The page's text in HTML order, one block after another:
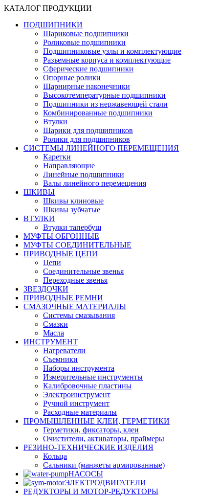
КАТАЛОГ ПРОДУКЦИИ
ПОДШИПНИКИ
Шариковые подшипники
Роликовые подшипники
Подшипниковые узлы и комплектующие
Разъемные корпуса и комплектующие
Сферические подшипники
Опорные ролики
Шарнирные наконечники
Высокотемпературные подшипники
Подшипники из нержавеющей стали
Комбинированные подшипники
Втулки
Шарики для подшипников
Ролики для подшипников
СИСТЕМЫ ЛИНЕЙНОГО ПЕРЕМЕЩЕНИЯ
Каретки
Направляющие
Линейные подшипники
Валы линейного перемещения
ШКИВЫ
Шкивы клиновые
Шкивы зубчатые
ВТУЛКИ
Втулки тапербуш
МУФТЫ ОБГОННЫЕ
МУФТЫ СОЕДИНИТЕЛЬНЫЕ
ПРИВОДНЫЕ ЦЕПИ
Цепи
Соединительные звенья
Переходные звенья
ЗВЕЗДОЧКИ
ПРИВОДНЫЕ РЕМНИ
СМАЗОЧНЫЕ МАТЕРИАЛЫ
Системы смазывания
Смазки
Масла
ИНСТРУМЕНТ
Нагреватели
Съемники
Наборы инструмента
Измерительные инструменты
Калибровочные пластины
Электроинструмент
Ручной инструмент
Расходные материалы
ПРОМЫШЛЕННЫЕ КЛЕИ, ГЕРМЕТИКИ
Герметики, фиксаторы, клеи
Очистители, активаторы, праймеры
РЕЗИНО-ТЕХНИЧЕСКИЕ ИЗДЕЛИЯ
Кольца
Сальники (манжеты армированные)
НАСОСЫ
ЭЛЕКТРОДВИГАТЕЛИ
РЕДУКТОРЫ И МОТОР-РЕДУКТОРЫ